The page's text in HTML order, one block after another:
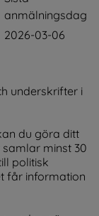
anmälningsdag
2026-03-06
underskrifter i
du göra ditt
minst 30
politisk
får information